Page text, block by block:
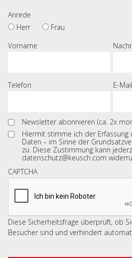
Anrede
Herr
Frau
Vorname
Telefon E-Mail
Newsletter abonnieren (ca. 2x
Hiermit stimme ich der Erfassung
Daten – im Sinne der
zu. Diese Zustimmung kann
datenschutz@keusch.com
CAPTCHA
Diese Sicherheitsfrage überprüft, ob
Besucher sind und verhindert